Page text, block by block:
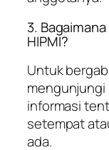
3.
HIPMI?
Untuk
mengunjungi
informasi
setempat
ada.